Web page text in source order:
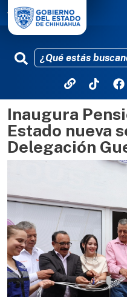
Inaugura
Estado nueva
Delegación